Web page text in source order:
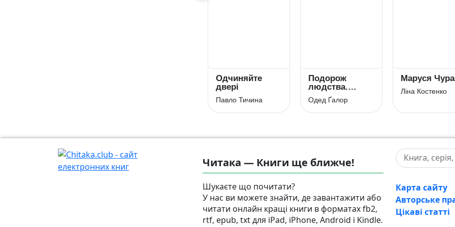
Одчиняйте
двері
Павло Тичина
Подорож
людства.
Витоки
багатства і
нерівності
Одед Ґалор
Маруся
Ліна Костенко
Читака — Книги ще ближче!
Шукаєте що почитати?
У нас ви можете знайти, де завантажити або
читати онлайн кращі книги в форматах fb2,
rtf, epub, txt для iPad, iPhone, Android і Kindle.
Карта сайту
Авторське
Цікаві статті